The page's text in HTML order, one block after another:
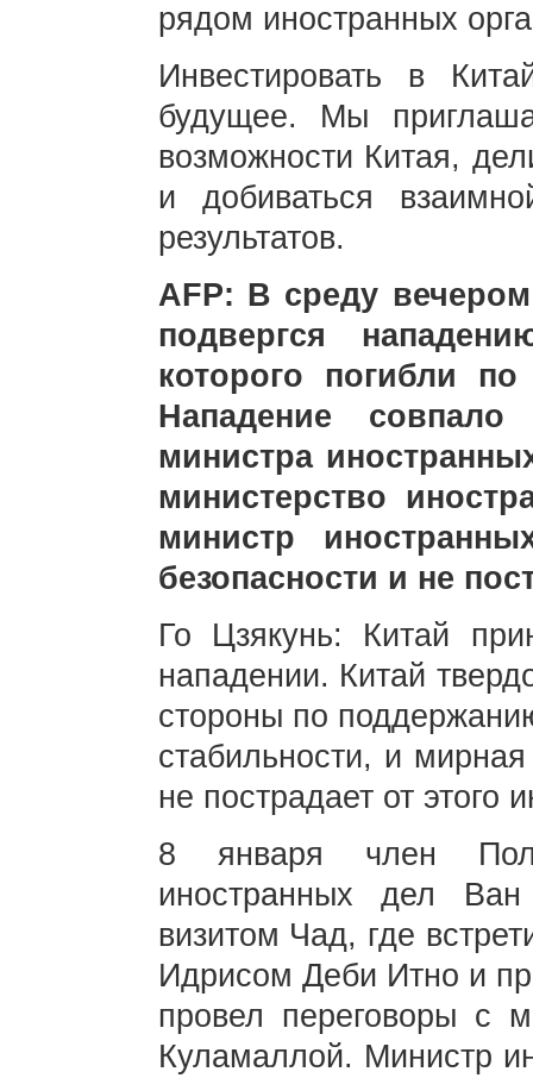
рядом иностранных
Инвестировать в
будущее. Мы
возможности Китая,
и добиваться
результатов.
AFP: В среду
подвергся
которого погибли
Нападение
министра
министерство
министр
безопасности и не
Го Цзякунь: Китай
нападении. Китай
стороны по
стабильности, и
не пострадает от этого
8 января член
иностранных дел
визитом Чад, где
Идрисом Деби Итно и
провел переговоры с
Куламаллой. Министр